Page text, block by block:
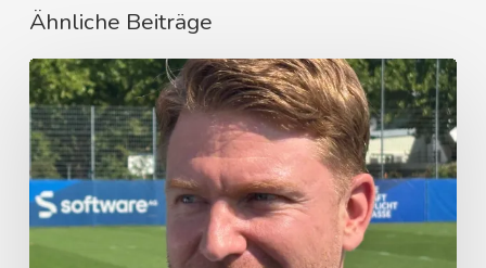
Ähnliche Beiträge